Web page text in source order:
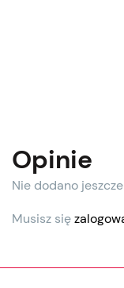
Opinie
Nie dodano
Musisz się